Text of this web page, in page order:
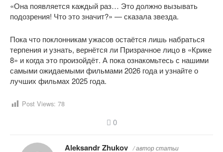
«Она появляется каждый раз… Это должно вызывать
подозрения! Что это значит?» — сказала звезда.
Пока что поклонникам ужасов остаётся лишь набраться
терпения и узнать, вернётся ли Призрачное лицо в «Крике
8» и когда это произойдёт. А пока ознакомьтесь с нашими
самыми ожидаемыми фильмами 2026 года и узнайте о
лучших фильмах 2025 года.
Post Views: 78
0
Aleksandr Zhukov / автор статьи